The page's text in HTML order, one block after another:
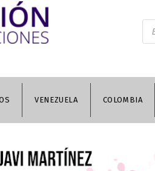
VENEZUELA COLOMBIA